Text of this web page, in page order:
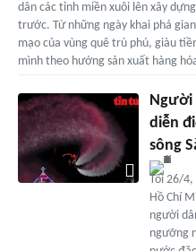
dân các tỉnh miền xuôi lên xây
trước. Từ những ngày khai phá
mạo của vùng quê trù phú, giàu
mình theo hướng sản xuất hàng
diễn
sông
Tối 26/4,
Hồ Chí
người
ngưỡng